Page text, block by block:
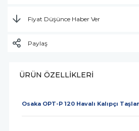
Fiyat Düşünce Haber Ver
Paylaş
ÜRÜN ÖZELLIKLERI
Osaka OPT-P 120 Havalı Kalıpçı